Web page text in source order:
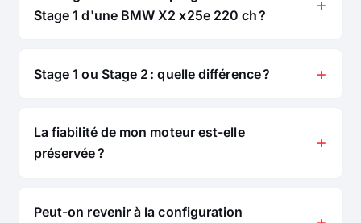
Stage 1 d'une BMW X2 x25e 220 ch ?
Stage 1 ou Stage 2 : quelle différence ?
La fiabilité de mon moteur est-elle
préservée ?
Peut-on revenir à la configuration